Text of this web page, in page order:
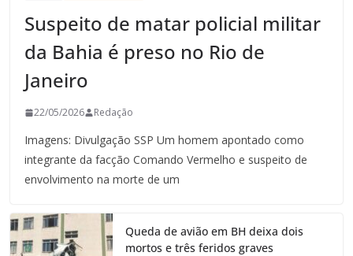
Suspeito de matar policial militar
da Bahia é preso no Rio de
Janeiro
22/05/2026 Redação
Imagens: Divulgação SSP Um homem apontado como
integrante da facção Comando Vermelho e suspeito de
envolvimento na morte de um
Queda de avião em BH deixa dois
mortos e três feridos graves